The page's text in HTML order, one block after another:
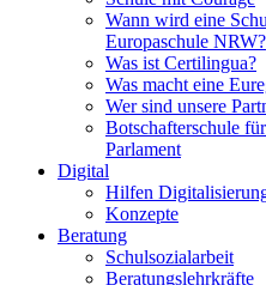
Wann wird eine
Europaschule NRW?
Was ist Certilingua?
Was macht eine
Wer sind unsere
Botschafterschule
Parlament
Digital
Hilfen
Konzepte
Beratung
Schulsozialarbeit
Beratungslehrkräfte